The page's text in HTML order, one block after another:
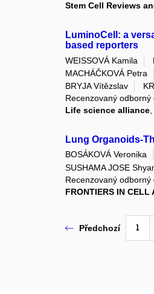
Stem Cell Reviews
LuminoCell: a
based reporters
WEISSOVÁ Kamila
MACHÁČKOVÁ Petra
BRYJA Vítězslav
Recenzovaný odborný
Life science alliance
Lung Organoids-
BOSÁKOVÁ Veronika
SUSHAMA JOSE
Recenzovaný odborný
FRONTIERS IN CELL
Předchozí 1